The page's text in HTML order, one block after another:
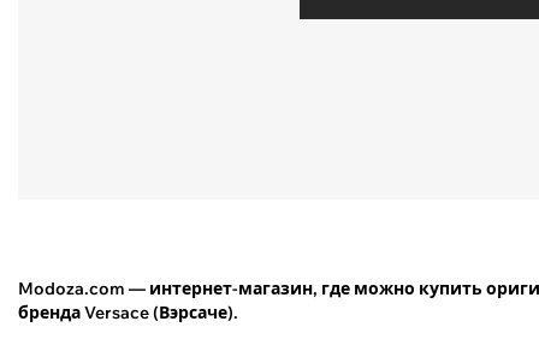
Modoza.com — интернет-магазин, где можно купить
бренда Versace (Вэрсаче).